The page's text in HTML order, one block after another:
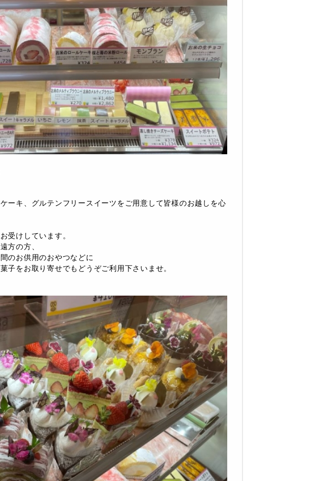
ーキ、グルテンフリースイーツをご用意して皆様のお越しを心
受けしています。
方の方、
のお供用のおやつなどに
子をお取り寄せでもどうぞご利用下さいませ。